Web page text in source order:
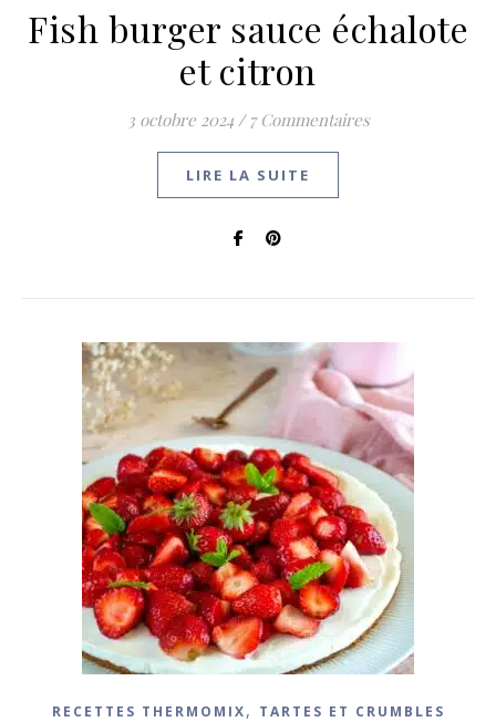
Fish burger sauce échalote
et citron
3 octobre 2024 / 7 Commentaires
LIRE LA SUITE
RECETTES THERMOMIX, TARTES ET CRUMBLES